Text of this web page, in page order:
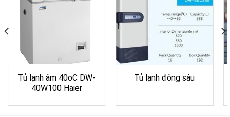
Tủ lạnh âm 40oC DW-
40W100 Haier
Tủ lạnh đông sâu